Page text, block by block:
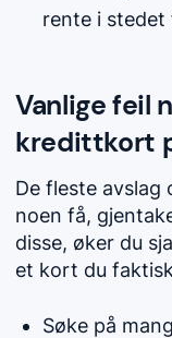
rente i
Vanlige feil
kredittkort
De fleste avslag
noen få,
disse, øker du
et kort du
Søke på